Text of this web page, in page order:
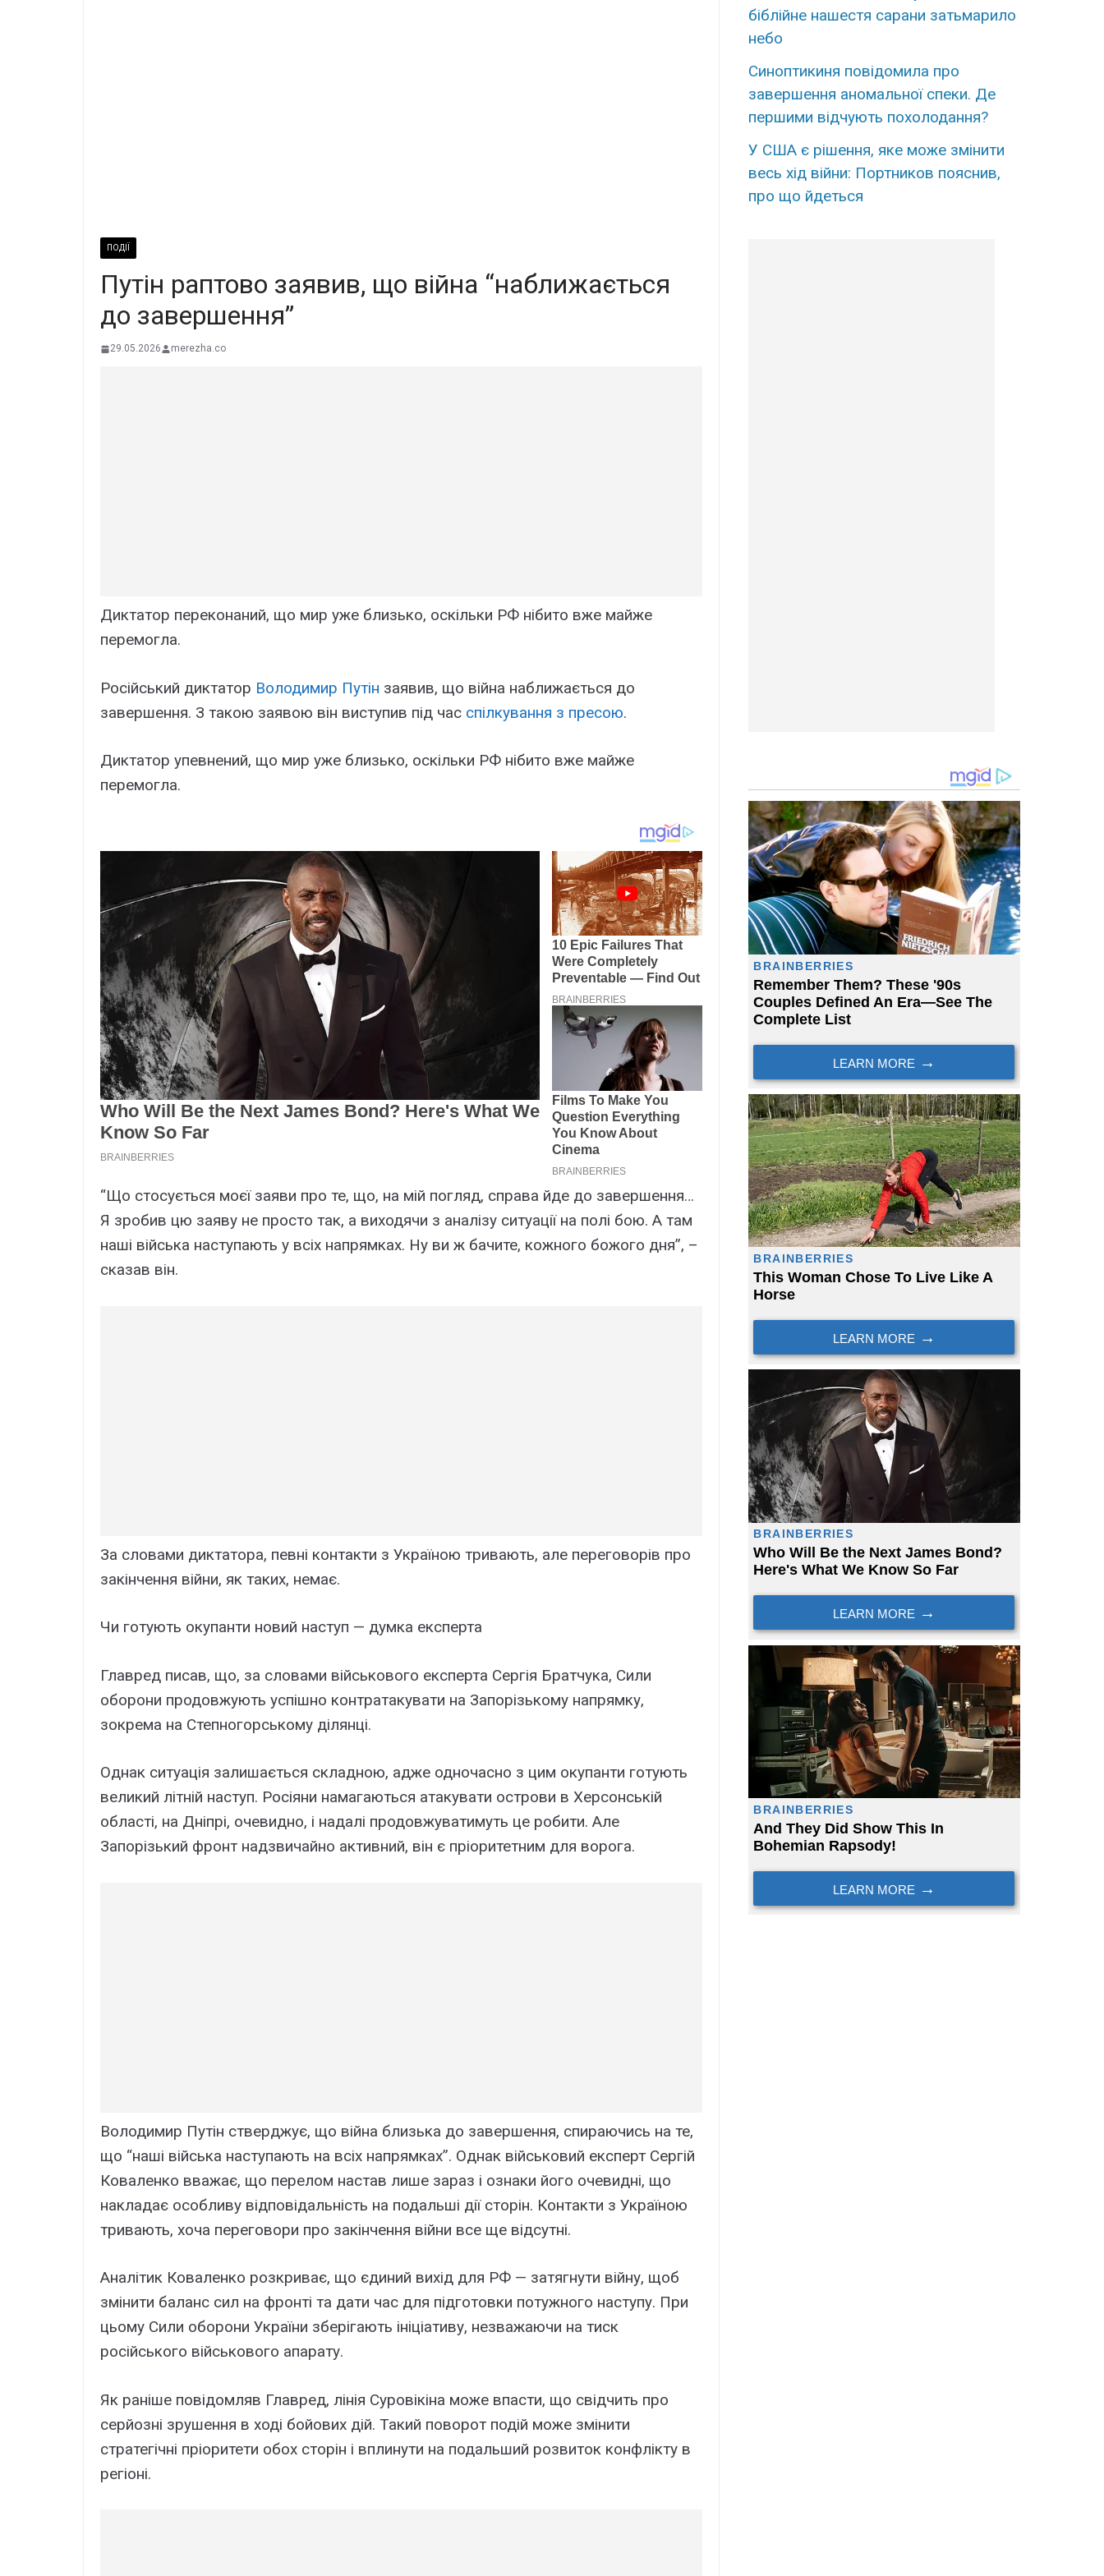
ПОДІЇ
Путін раптово заявив, що війна “наближається
до завершення”
29.05.2026 merezha.co
Диктатор переконаний, що мир уже близько, оскільки РФ нібито вже майже
перемогла.
Російський диктатор Володимир Путін заявив, що війна наближається до
завершення. З такою заявою він виступив під час спілкування з пресою.
Диктатор упевнений, що мир уже близько, оскільки РФ нібито вже майже
перемогла.
“Що стосується моєї заяви про те, що, на мій погляд, справа йде до завершення…
Я зробив цю заяву не просто так, а виходячи з аналізу ситуації на полі бою. А там
наші війська наступають у всіх напрямках. Ну ви ж бачите, кожного божого дня”, –
сказав він.
За словами диктатора, певні контакти з Україною тривають, але переговорів про
закінчення війни, як таких, немає.
Чи готують окупанти новий наступ — думка експерта
Главред писав, що, за словами військового експерта Сергія Братчука, Сили
оборони продовжують успішно контратакувати на Запорізькому напрямку,
зокрема на Степногорському ділянці.
Однак ситуація залишається складною, адже одночасно з цим окупанти готують
великий літній наступ. Росіяни намагаються атакувати острови в Херсонській
області, на Дніпрі, очевидно, і надалі продовжуватимуть це робити. Але
Запорізький фронт надзвичайно активний, він є пріоритетним для ворога.
Володимир Путін стверджує, що війна близька до завершення, спираючись на те,
що “наші війська наступають на всіх напрямках”. Однак військовий експерт Сергій
Коваленко вважає, що перелом настав лише зараз і ознаки його очевидні, що
накладає особливу відповідальність на подальші дії сторін. Контакти з Україною
тривають, хоча переговори про закінчення війни все ще відсутні.
Аналітик Коваленко розкриває, що єдиний вихід для РФ — затягнути війну, щоб
змінити баланс сил на фронті та дати час для підготовки потужного наступу. При
цьому Сили оборони України зберігають ініціативу, незважаючи на тиск
російського військового апарату.
Як раніше повідомляв Главред, лінія Суровікіна може впасти, що свідчить про
серйозні зрушення в ході бойових дій. Такий поворот подій може змінити
стратегічні пріоритети обох сторін і вплинути на подальший розвиток конфлікту в
регіоні.
біблійне нашестя сарани затьмарило
небо
Синоптикиня повідомила про
завершення аномальної спеки. Де
першими відчують похолодання?
У США є рішення, яке може змінити
весь хід війни: Портников пояснив,
про що йдеться